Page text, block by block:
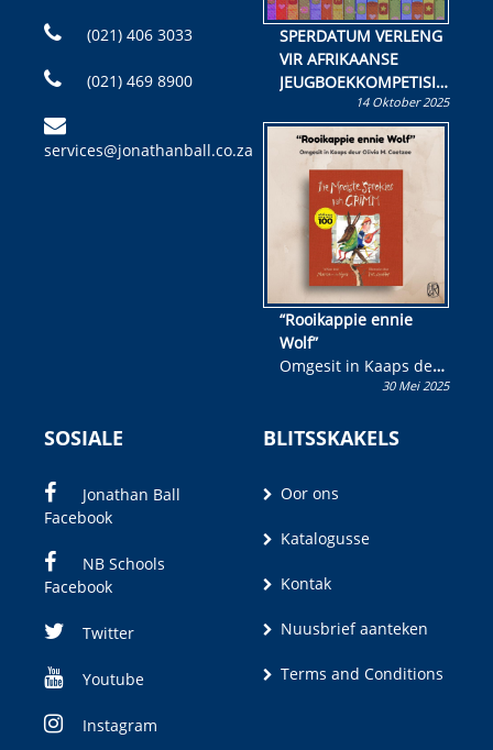
(021) 406 3033
(021) 469 8900
services@jonathanball.co.za
SPERDATUM VERLENG
VIR AFRIKAANSE
JEUGBOEKKOMPETISIE
Skryf ’n jeugboek of
kinderboek en staan ’n
kans om R50 000 te
wen!
14 Oktober 2025
“Rooikappie ennie
Wolf”
Omgesit in Kaaps deur
Olivia M. Coetzee30 Mei 2025
SOSIALE
Jonathan Ball
Facebook
NB Schools
Facebook
Twitter
Youtube
Instagram
BLITSSKAKELS
Oor ons
Katalogusse
Kontak
Nuusbrief aanteken
Terms and Conditions